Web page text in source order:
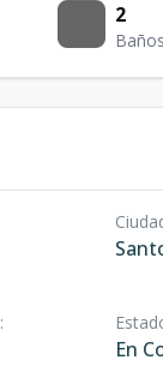
2
Baños
:
En